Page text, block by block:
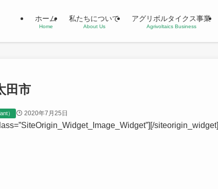
ホーム
Home
私たちについて
About Us
アグリボルタイクス事業
Agrivoltaics Business
田市
） 2020年7月25日
[/siteorigin_widget]